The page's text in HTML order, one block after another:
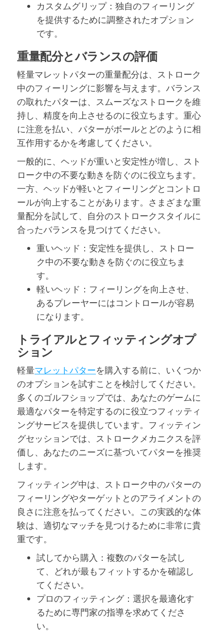
カスタムグリップ：独自のフィーリング
を提供するために調整されたオプション
です。
重量配分とバランスの評価
軽量マレットパターの重量配分は、ストローク
中のフィーリングに影響を与えます。バランス
の取れたパターは、スムーズなストロークを維
持し、精度を向上させるのに役立ちます。重心
に注意を払い、パターがボールとどのように相
互作用するかを考慮してください。
一般的に、ヘッドが重いと安定性が増し、スト
ローク中の不要な動きを防ぐのに役立ちます。
一方、ヘッドが軽いとフィーリングとコントロ
ールが向上することがあります。さまざまな重
量配分を試して、自分のストロークスタイルに
合ったバランスを見つけてください。
重いヘッド：安定性を提供し、ストロー
ク中の不要な動きを防ぐのに役立ちま
す。
軽いヘッド：フィーリングを向上させ、
あるプレーヤーにはコントロールが容易
になります。
トライアルとフィッティングオプ
ション
軽量マレットパターを購入する前に、いくつか
のオプションを試すことを検討してください。
多くのゴルフショップでは、あなたのゲームに
最適なパターを特定するのに役立つフィッティ
ングサービスを提供しています。フィッティン
グセッションでは、ストロークメカニクスを評
価し、あなたのニーズに基づいてパターを推奨
します。
フィッティング中は、ストローク中のパターの
フィーリングやターゲットとのアライメントの
良さに注意を払ってください。この実践的な体
験は、適切なマッチを見つけるために非常に貴
重です。
試してから購入：複数のパターを試し
て、どれが最もフィットするかを確認し
てください。
プロのフィッティング：選択を最適化す
るために専門家の指導を求めてくださ
い。